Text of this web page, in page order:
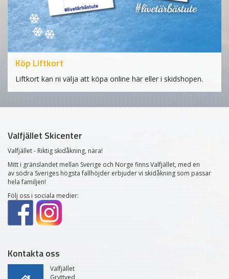
Köp Liftkort
Liftkort kan ni välja att köpa online här eller i skidshopen.
Valfjället Skicenter
Valfjället - Riktig skidåkning, nära!
Mitt i gränslandet mellan Sverige och Norge finns Valfjället, med en
av södra Sveriges högsta fallhöjder erbjuder vi skidåkning som passar
hela familjen!
Följ oss i sociala medier:
Kontakta oss
Valfjället
Gryttved